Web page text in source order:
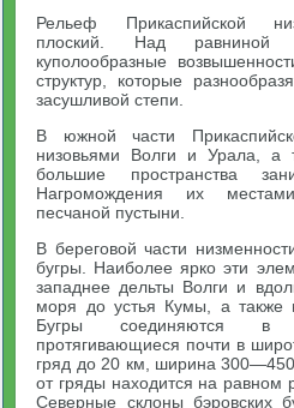
Рельеф Прикаспийской
плоский. Над равниной
куполообразные
структур, которые
засушливой степи.
В южной части
низовьями Волги и Урала, а
большие пространства
Нагромождения их
песчаной пустыни.
В береговой части
бугры. Наиболее ярко эти
западнее дельты Волги и
моря до устья Кумы, а также
Бугры соединяются в
протягивающиеся почти в
гряд до 20 км, ширина
от гряды находится на
Северные склоны бэровских